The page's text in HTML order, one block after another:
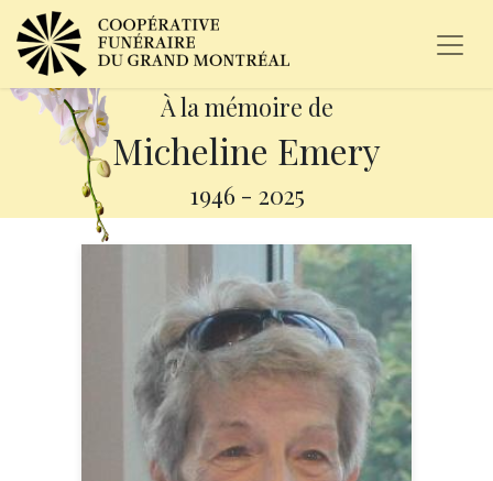
À la mémoire de
Micheline Emery
1946 - 2025